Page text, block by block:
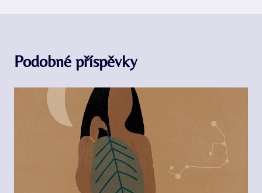
Podobné příspěvky